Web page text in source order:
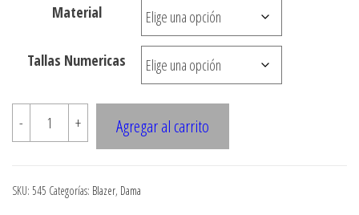
$3.290
Material
Tallas Numericas
-
BLAZER
MAO
cantidad
+ Agregar al carrito
SKU: 545 Categorías: Blazer, Dama